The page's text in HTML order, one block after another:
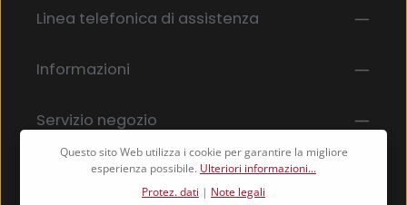
Selezionando continua confermi di aver letto la
aver accettato i nostri
*
I campi contrassegnati con un asterisco (*) sono campi
obbligatori.
Linea telefonica di assistenza
Informazioni
Servizio negozio
Questo sito Web utilizza i cookie per garantire la migliore
esperienza possibile. Ulteriori informazioni...
Protez. dati | Note legali